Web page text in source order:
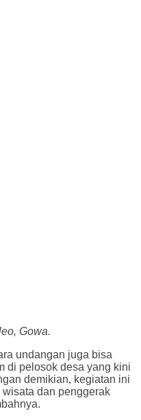
Gowa.
undangan juga bisa
di pelosok desa yang kini
demikian, kegiatan ini
dan penggerak